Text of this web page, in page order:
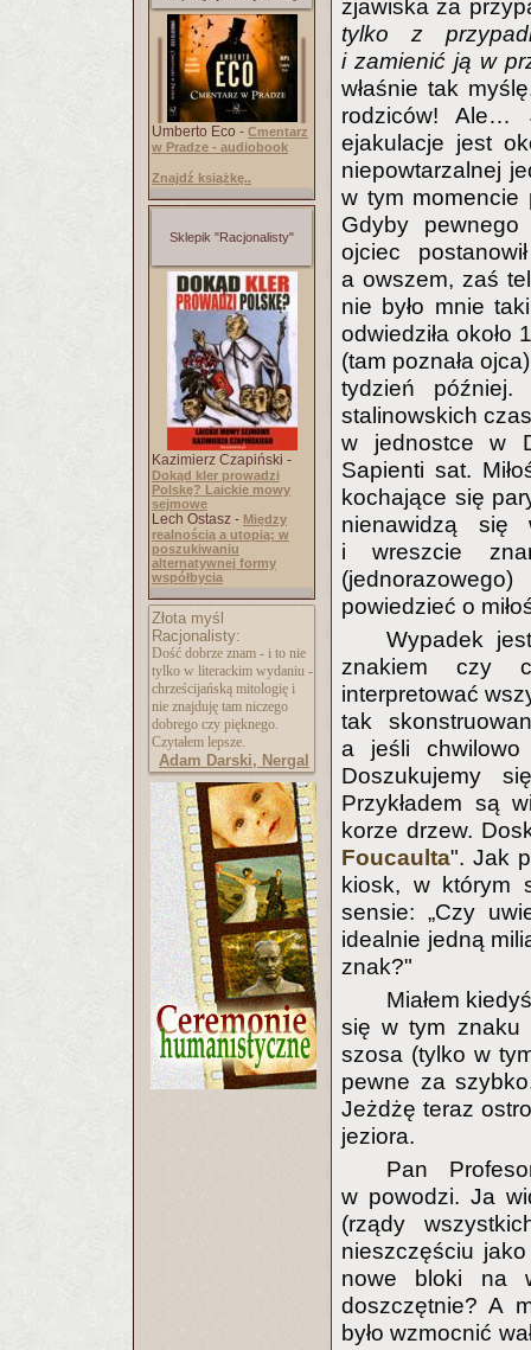
Umberto Eco - Cmentarz
w Pradze - audiobook
Znajdź książkę..
Sklepik "Racjonalisty"
Kazimierz Czapiński -
Dokąd kler prowadzi
Polskę? Laickie mowy
sejmowe
Lech Ostasz - Między
realnością a utopią: w
poszukiwaniu
alternatywnej formy
współbycia
Złota myśl
Racjonalisty:
Dość dobrze znam - i to nie
tylko w literackim wydaniu -
chrześcijańską mitologię i
nie znajduję tam niczego
dobrego czy pięknego.
Czytałem lepsze.
Adam Darski, Nergal
zjawiska za
tylko z
i zamienić ją w
właśnie tak
rodziców! Ale…
ejakulacje jest
niepowtarzalnej
w tym momencie
Gdyby
ojciec
a owszem, zaś
nie było mnie
odwiedziła
(tam poznała
tydzień
stalinowskich
w jednostce w
Sapienti sat.
kochające się
nienawidzą się
i wreszcie
powiedzieć o
Wypadek
znakiem czy
interpretować
tak
a jeśli
Doszukujemy
Przykładem są
korze drzew.
Foucaulta". Jak
kiosk, w którym
sensie: „Czy
idealnie jedną
znak?"
Miałem
się w tym znaku
szosa (tylko w
pewne za
Jeżdżę teraz
jeziora.
Pan
w powodzi. Ja
(rządy
nieszczęściu
nowe bloki na
doszczętnie? A
było wzmocnić